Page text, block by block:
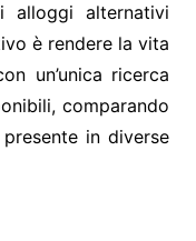
alloggi alternativi
è rendere la vita
un’unica ricerca
comparando
in diverse